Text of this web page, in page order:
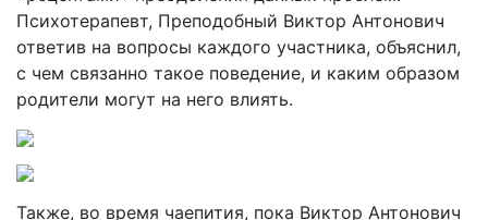
Психотерапевт, Преподобный Виктор Антонович
ответив на вопросы каждого участника, объяснил,
с чем связанно такое поведение, и каким образом
родители могут на него влиять.
Также, во время чаепития, пока Виктор Антонович